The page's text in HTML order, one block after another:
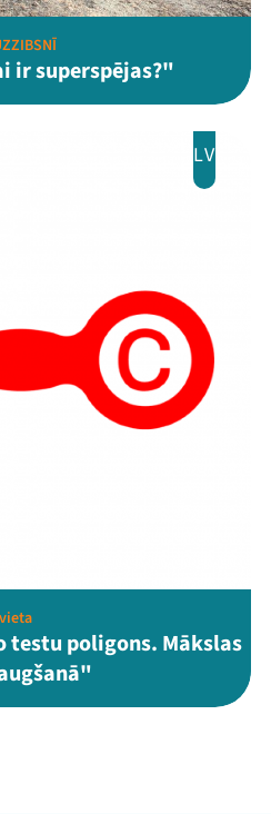
ir superspējas?"
LV
testu poligons. Mākslas